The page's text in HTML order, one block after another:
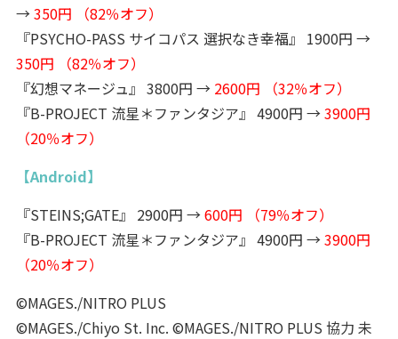
→350円 （82％オフ）
『PSYCHO-PASS サイコパス 選択なき幸福』 1900円 →
350円 （82％オフ）
『幻想マネージュ』 3800円 → 2600円 （32％オフ）
『B-PROJECT 流星＊ファンタジア』 4900円 →3900円
（20％オフ）
【Android】
『STEINS;GATE』 2900円 →600円 （79％オフ）
『B-PROJECT 流星＊ファンタジア』 4900円 →3900円
（20％オフ）
©MAGES./NITRO PLUS
©MAGES./Chiyo St. Inc. ©MAGES./NITRO PLUS 協力 未